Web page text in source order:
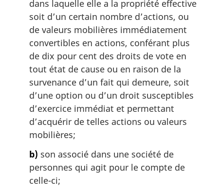
dans laquelle elle a la propriété effective
soit d’un certain nombre d’actions, ou
de valeurs mobilières immédiatement
convertibles en actions, conférant plus
de dix pour cent des droits de vote en
tout état de cause ou en raison de la
survenance d’un fait qui demeure, soit
d’une option ou d’un droit susceptibles
d’exercice immédiat et permettant
d’acquérir de telles actions ou valeurs
mobilières;
b) son associé dans une société de
personnes qui agit pour le compte de
celle-ci;